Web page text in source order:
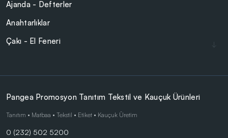
Ajanda - Defterler
Anahtarlıklar
Çakı - El Feneri
Cam Ürünler
Çanta - Cüzdan
Çocuk Ürünleri
Doğa Dostu Ürünler
Pangea Promosyon Tanıtım Tekstil ve Kauçuk Ürünleri
Tanıtım • Matbaa • Tekstil • Etiket • Kauçuk Üretim
0 (232) 502 5200